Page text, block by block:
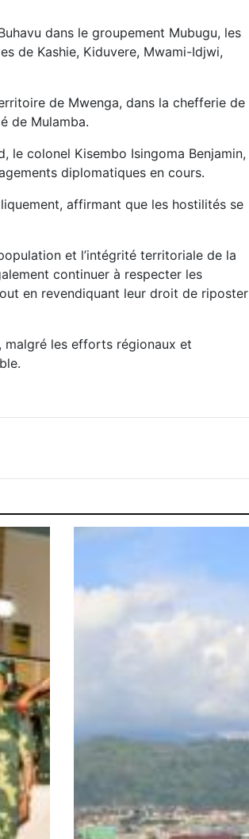
dans le groupement Mubugu, les
de Kashie, Kiduvere, Mwami-Idjwi,
de Mwenga, dans la chefferie de
de Mulamba.
le colonel Kisembo Isingoma Benjamin,
diplomatiques en cours.
affirmant que les hostilités se
et l’intégrité territoriale de la
continuer à respecter les
en revendiquant leur droit de riposter
malgré les efforts régionaux et